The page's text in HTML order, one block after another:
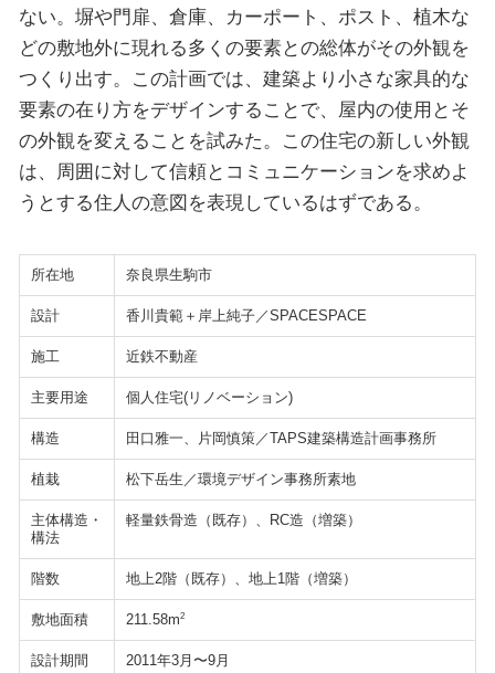
ない。塀や門扉、倉庫、カーポート、ポスト、植木な
どの敷地外に現れる多くの要素との総体がその外観を
つくり出す。この計画では、建築より小さな家具的な
要素の在り方をデザインすることで、屋内の使用とそ
の外観を変えることを試みた。この住宅の新しい外観
は、周囲に対して信頼とコミュニケーションを求めよ
うとする住人の意図を表現しているはずである。
所在地 奈良県生駒市
設計 香川貴範＋岸上純子／SPACESPACE
施工 近鉄不動産
主要用途 個人住宅(リノベーション)
構造 田口雅一、片岡慎策／TAPS建築構造計画事務所
植栽 松下岳生／環境デザイン事務所素地
主体構造・
構法
軽量鉄骨造（既存）、RC造（増築）
階数 地上2階（既存）、地上1階（増築）
敷地面積 211.58m2
設計期間 2011年3月〜9月